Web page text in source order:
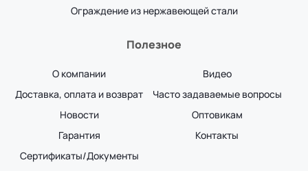
Ограждение из нержавеющей стали
Полезное
О компании
Доставка, оплата и возврат
Новости
Гарантия
Сертификаты/Документы
Видео
Часто задаваемые вопросы
Оптовикам
Контакты